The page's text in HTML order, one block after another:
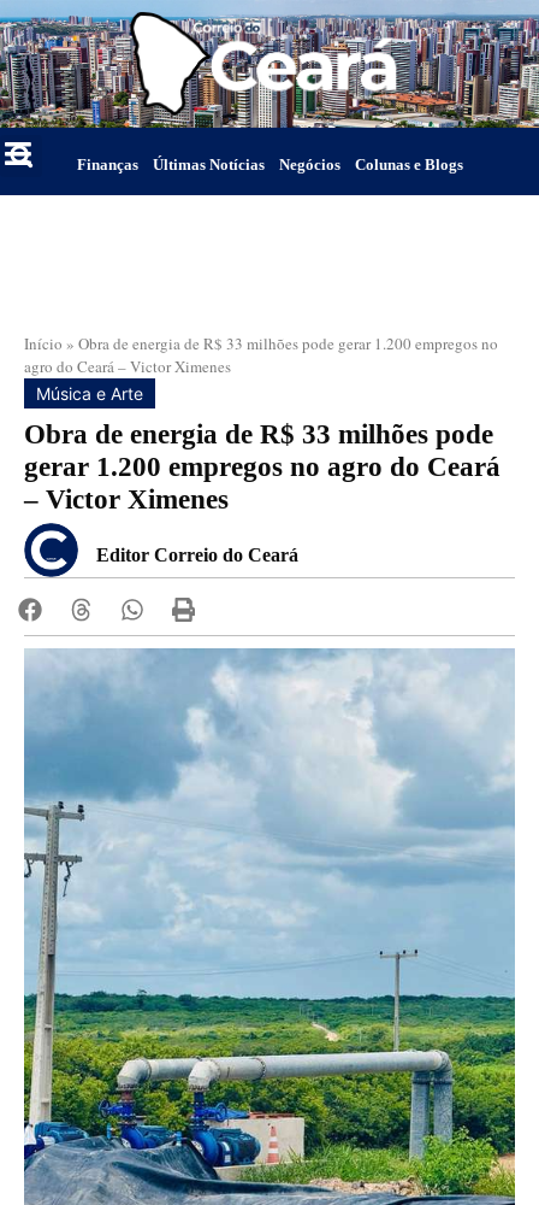
Finanças Últimas Notícias Negócios Colunas e Blogs
Início » Obra de energia de R$ 33 milhões pode gerar 1.200 empregos no
agro do Ceará – Victor Ximenes
Música e Arte
Obra de energia de R$ 33 milhões pode
gerar 1.200 empregos no agro do Ceará
– Victor Ximenes
Editor Correio do Ceará